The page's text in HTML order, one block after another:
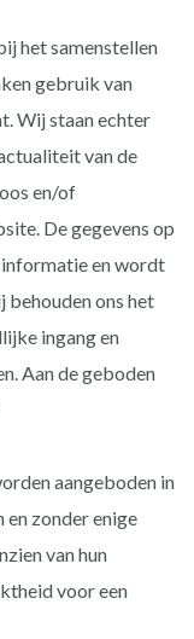
het samenstellen
gebruik van
Wij staan echter
van de
en/of
De gegevens op
en wordt
behouden ons het
ingang en
Aan de geboden
aangeboden in
zonder enige
van hun
voor een